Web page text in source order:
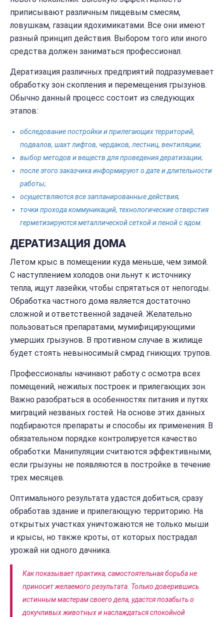
приписывают различным пищевым смесям,
ловушкам, газации ядохимикатами. Все они имеют
разный принцип действия. Выбором того или иного
средства должен заниматься профессионал.
Дератизация различных предприятий подразумевает
обработку зон скопления и перемещения грызунов.
Обычно данный процесс состоит из следующих
этапов:
обследование постройки и прилегающих территорий,
подвалов, шахт лифтов, чердаков, лестниц, вентиляции;
выбор методов и веществ для проведения дератизации;
после этого заказчика информируют о дате и длительности
работы;
осуществляются все запланированные действия;
точки прохода коммуникаций, технологические отверстия
герметизируются металлической сеткой и пеной с ядом.
ДЕРАТИЗАЦИЯ ДОМА
Летом крыс в помещении куда меньше, чем зимой.
С наступлением холодов они льнут к источнику
тепла, ищут лазейки, чтобы спрятаться от непогоды.
Обработка частного дома является достаточно
сложной и ответственной задачей. Желательно
пользоваться препаратами, мумифицирующими
умерших грызунов. В противном случае в жилище
будет стоять невыносимый смрад гниющих трупов.
Профессионалы начинают работу с осмотра всех
помещений, нежилых построек и прилегающих зон.
Важно разобраться в особенностях питания и путях
миграций незваных гостей. На основе этих данных
подбираются препараты и способы их применения. В
обязательном порядке контролируется качество
обработки. Манипуляции считаются эффективными,
если грызуны не появляются в постройке в течение
трех месяцев.
Оптимального результата удастся добиться, сразу
обработав здание и прилегающую территорию. На
открытых участках уничтожаются не только мыши
и крысы, но также кроты, от которых пострадал
урожай ни одного дачника.
Как показывает практика, самостоятельная борьба не
приносит желаемого результата. Только доверившись
истинным мастерам своего дела, удастся позабыть о
докучливых животных и наслаждаться спокойной